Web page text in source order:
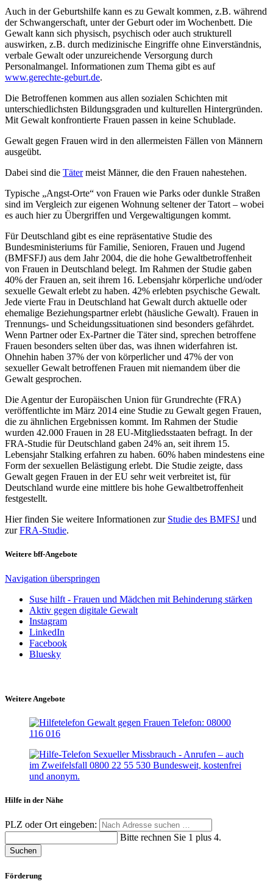
Auch in der Geburtshilfe kann es zu Gewalt kommen, z.B. während
der Schwangerschaft, unter der Geburt oder im Wochenbett. Die
Gewalt kann sich physisch, psychisch oder auch strukturell
auswirken, z.B. durch medizinische Eingriffe ohne Einverständnis,
verbale Gewalt oder unzureichende Versorgung durch
Personalmangel. Informationen zum Thema gibt es auf
www.gerechte-geburt.de.
Die Betroffenen kommen aus allen sozialen Schichten mit
unterschiedlichsten Bildungsgraden und kulturellen Hintergründen.
Mit Gewalt konfrontierte Frauen passen in keine Schublade.
Gewalt gegen Frauen wird in den allermeisten Fällen von Männern
ausgeübt.
Dabei sind die Tätermeist Männer, die den Frauen nahestehen.
Typische „Angst-Orte“ von Frauen wie Parks oder dunkle Straßen
sind im Vergleich zur eigenen Wohnung seltener der Tatort – wobei
es auch hier zu Übergriffen und Vergewaltigungen kommt.
Für Deutschland gibt es eine repräsentative Studie des
Bundesministeriums für Familie, Senioren, Frauen und Jugend
(BMFSFJ) aus dem Jahr 2004, die die hohe Gewaltbetroffenheit
von Frauen in Deutschland belegt. Im Rahmen der Studie gaben
40% der Frauen an, seit ihrem 16. Lebensjahr körperliche und/oder
sexuelle Gewalt erlebt zu haben. 42% erlebten psychische Gewalt.
Jede vierte Frau in Deutschland hat Gewalt durch aktuelle oder
ehemalige Beziehungspartner erlebt (häusliche Gewalt). Frauen in
Trennungs- und Scheidungssituationen sind besonders gefährdet.
Wenn Partner oder Ex-Partner die Täter sind, sprechen betroffene
Frauen besonders selten über das, was ihnen widerfahren ist.
Ohnehin haben 37% der von körperlicher und 47% der von
sexueller Gewalt betroffenen Frauen mit niemandem über die
Gewalt gesprochen.
Die Agentur der Europäischen Union für Grundrechte (FRA)
veröffentlichte im März 2014 eine Studie zu Gewalt gegen Frauen,
die zu ähnlichen Ergebnissen kommt. Im Rahmen der Studie
wurden 42.000 Frauen in 28 EU-Mitgliedsstaaten befragt. In der
FRA-Studie für Deutschland gaben 24% an, seit ihrem 15.
Lebensjahr Stalking erfahren zu haben. 60% haben mindestens eine
Form der sexuellen Belästigung erlebt. Die Studie zeigte, dass
Gewalt gegen Frauen in der EU sehr weit verbreitet ist, für
Deutschland wurde eine mittlere bis hohe Gewaltbetroffenheit
festgestellt.
Hier finden Sie weitere Informationen zur Studie des BMFSJ und
zurFRA-Studie.
Weitere bff-Angebote
Navigation überspringen
Suse hilft - Frauen und Mädchen mit Behinderung stärken
Aktiv gegen digitale Gewalt
Instagram
LinkedIn
Facebook
Bluesky
Weitere Angebote
Hilfe in der Nähe
PLZ oder Ort eingeben:
Bitte rechnen Sie 1 plus 4.
Suchen
Förderung